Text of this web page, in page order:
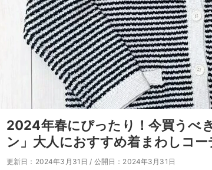
2024年春にぴったり！今買うべ
ン」大人におすすめ着まわしコ
更新日：2024年3月31日 / 公開日：2024年3月31日